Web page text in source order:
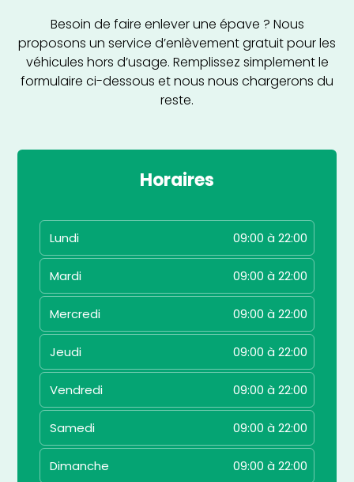
Besoin de faire enlever une épave ? Nous
proposons un service d’enlèvement gratuit pour les
véhicules hors d’usage. Remplissez simplement le
formulaire ci-dessous et nous nous chargerons du
reste.
Horaires
Lundi 09:00 à 22:00
Mardi 09:00 à 22:00
Mercredi 09:00 à 22:00
Jeudi 09:00 à 22:00
Vendredi 09:00 à 22:00
Samedi 09:00 à 22:00
Dimanche 09:00 à 22:00